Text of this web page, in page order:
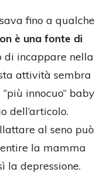
fino a qualche
è una fonte di
di incappare nella
attività sembra
innocuo” baby
dell’articolo.
al seno può
la mamma
la depressione.